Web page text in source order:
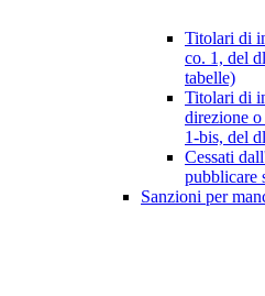
Titolari di
co. 1, del
tabelle)
Titolari di
direzione
1-bis, del
Cessati
pubblicare
Sanzioni per